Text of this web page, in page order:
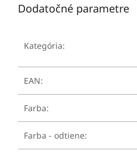
Dodatočné parametre
Kategória:
EAN:
Farba:
Farba - odtiene: